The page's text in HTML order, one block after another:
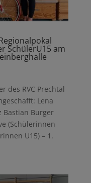
SchülerU15 am
des RVC Prechtal
Lena
Bastian Burger
(Schülerinnen
U15) – 1.